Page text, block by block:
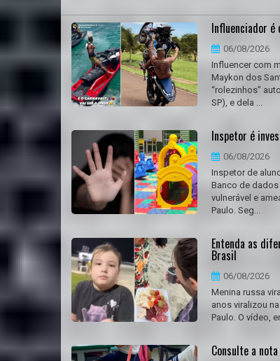
Influenciador é
06/08/2026
Influencer com
Maykon dos
“rolezinhos”
SP), e dela ...
Inspetor é
06/08/2026
Inspetor de
Banco de
vulnerável e
Paulo. Seg...
Entenda as
Brasil
06/08/2026
Menina russa
anos viralizou
Paulo. O vídeo,
Consulte a